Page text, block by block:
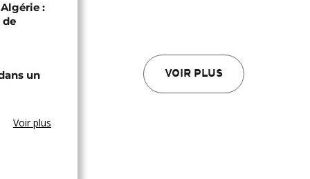
VOIR PLUS
:
de
un
Voir plus